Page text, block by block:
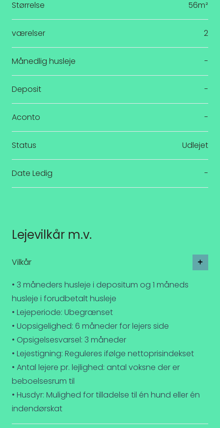
Størrelse 56m²
værelser 2
Månedlig husleje -
Deposit -
Aconto -
Status Udlejet
Date Ledig -
Lejevilkår m.v.
Vilkår
• 3 måneders husleje i depositum og 1 måneds
husleje i forudbetalt husleje
• Lejeperiode: Ubegrænset
• Uopsigelighed: 6 måneder for lejers side
• Opsigelsesvarsel: 3 måneder
• Lejestigning: Reguleres ifølge nettoprisindekset
• Antal lejere pr. lejlighed: antal voksne der er
beboelsesrum til
• Husdyr: Mulighed for tilladelse til én hund eller én
indendørskat